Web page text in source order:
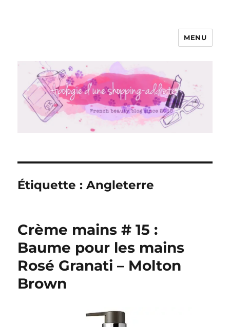
Apologie d'une Shopping-addicte
MENU
Étiquette :Angleterre
Crème mains # 15 :
Baume pour les mains
Rosé Granati – Molton
Brown